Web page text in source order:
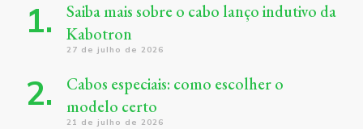
Saiba mais sobre o cabo lanço indutivo da
Kabotron
27 de julho de 2026
Cabos especiais: como escolher o
modelo certo
21 de julho de 2026